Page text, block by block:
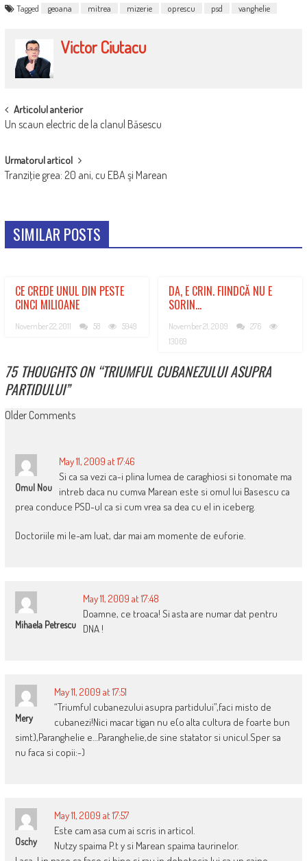
Tagged geoana mitrea mizerie oprescu psd vanghelie
Victor Ciutacu
POST
NAVIGATION
Articolul anterior
Un scaun electric de la clanul Băsescu
Urmatorul articol
Tranziţie grea: 20 ani, cu EBA şi Marean
SIMILAR POSTS
CE CREDE UNUL DIN PESTE
CINCI MILIOANE
November 22, 2011 58 5949
DA, E CRIN. FIINDCĂ NU E
SORIN…
November 21, 2009
276
13069
75 THOUGHTS ON “TRIUMFUL CUBANEZULUI ASUPRA
PARTIDULUI”
COMMENT
Older Comments
Omul Nou
May 11, 2009 at 17:46
Si ca sa vezi ca-i plina lumea de caraghiosi si tonomate ma
intreb daca nu cumva Marean este si omul lui Basescu ca
prea conduce PSD-ul ca si cum vrea sa dea cu el in iceberg.
Doctoriile mi le-am luat, dar mai am momente de euforie.
Mihaela Petrescu
May 11, 2009 at 17:48
Doamne, ce troaca! Si asta are numar dat pentru
DNA !
Mery
May 11, 2009 at 17:51
“Triumful cubanezului asupra partidului”,faci misto de
cubanezi!Nici macar tigan nu e(o alta cultura de foarte bun
simt),Paranghelie e…Paranghelie,de sine statator si unicul.Sper sa
nu faca si copii:-)
Oschy
May 11, 2009 at 17:57
Este cam asa cum ai scris in articol.
Nutzy spaima P.t y si Marean spaima taurinelor.